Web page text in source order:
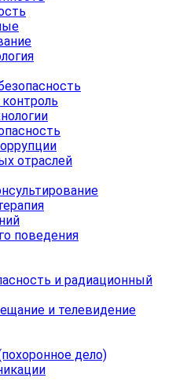
отраслей
поведения
и радиационный
и телевидение
дело)